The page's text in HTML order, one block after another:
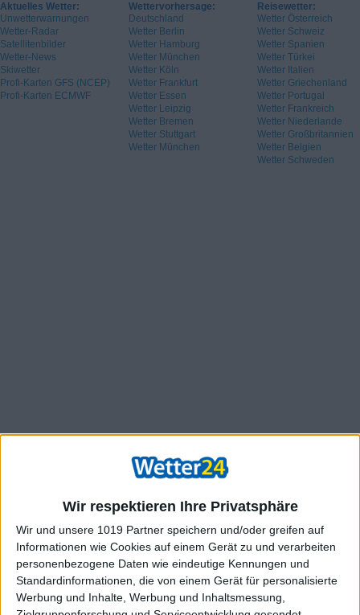
Wir respektieren Ihre Privatsphäre
Wir und unsere 1019 Partner speichern und/oder greifen auf
Informationen wie Cookies auf einem Gerät zu und verarbeiten
personenbezogene Daten wie eindeutige Kennungen und
Standardinformationen, die von einem Gerät für personalisierte
Werbung und Inhalte, Werbung und Inhaltsmessung,
Aktuelles Wetter:
Unwetterwarnungen
Wetter-Radar
Satellitenbilder
Wetter-News
Skiwetter
Profi-Karten GFS (NCEP)
Profi-Karten ECMWF
Wettervorhersage:
Deutschland
Wetter Berlin
Wetter Hamburg
Wetter München
Wetter Köln
Wetter Frankfurt
Wetter Essen
Wetter Leipzig
Wetter Bremen
Wetter Stuttgart
Wetter München
Reisewetter:
Wetter Österreich
Wetter Schweiz
Wetter Spanien
Wetter Türkei
Wetter Italien
Wetter Griechenland
Wetter Portugal
Wetter Frankreich
Wetter Niederlande
Wetter Großbritannien
Wetter Belgien
Wetter Schweden